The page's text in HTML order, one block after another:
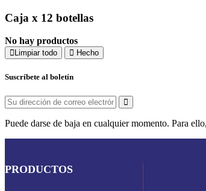
Caja x 12 botellas
No hay productos
Limpiar todo Hecho
Suscríbete al boletín
Puede darse de baja en cualquier momento. Para
PRODUCTOS